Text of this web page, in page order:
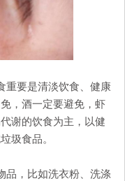
要是清淡饮食、健康
，酒一定要避免，虾
谢的饮食为主，以健
圾食品。
，比如洗衣粉、洗涤